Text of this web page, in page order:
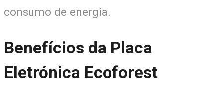
consumo de energia.
Benefícios da Placa
Eletrónica Ecoforest